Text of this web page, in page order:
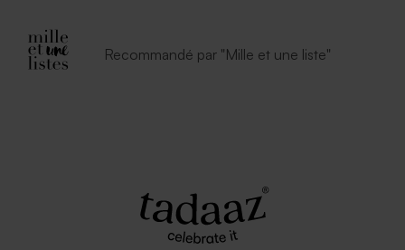
Recommandé par "Mille et une liste"